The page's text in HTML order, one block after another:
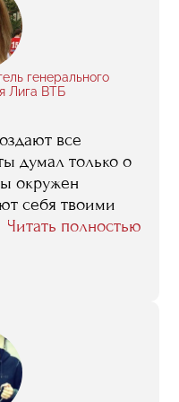
генерального
Лига ВТБ
все
думал только о
окружен
себя твоими
Но в один
зрения
игровых видах
карьеру,
Читать полностью